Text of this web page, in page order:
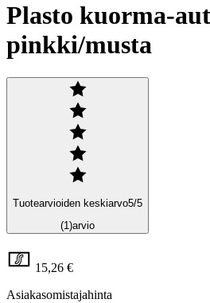
Plasto kuorma-
pinkki/musta
Tuotearvioiden keskiarvo5/5
(1)arvio
15,26 €
Asiakasomistajahinta